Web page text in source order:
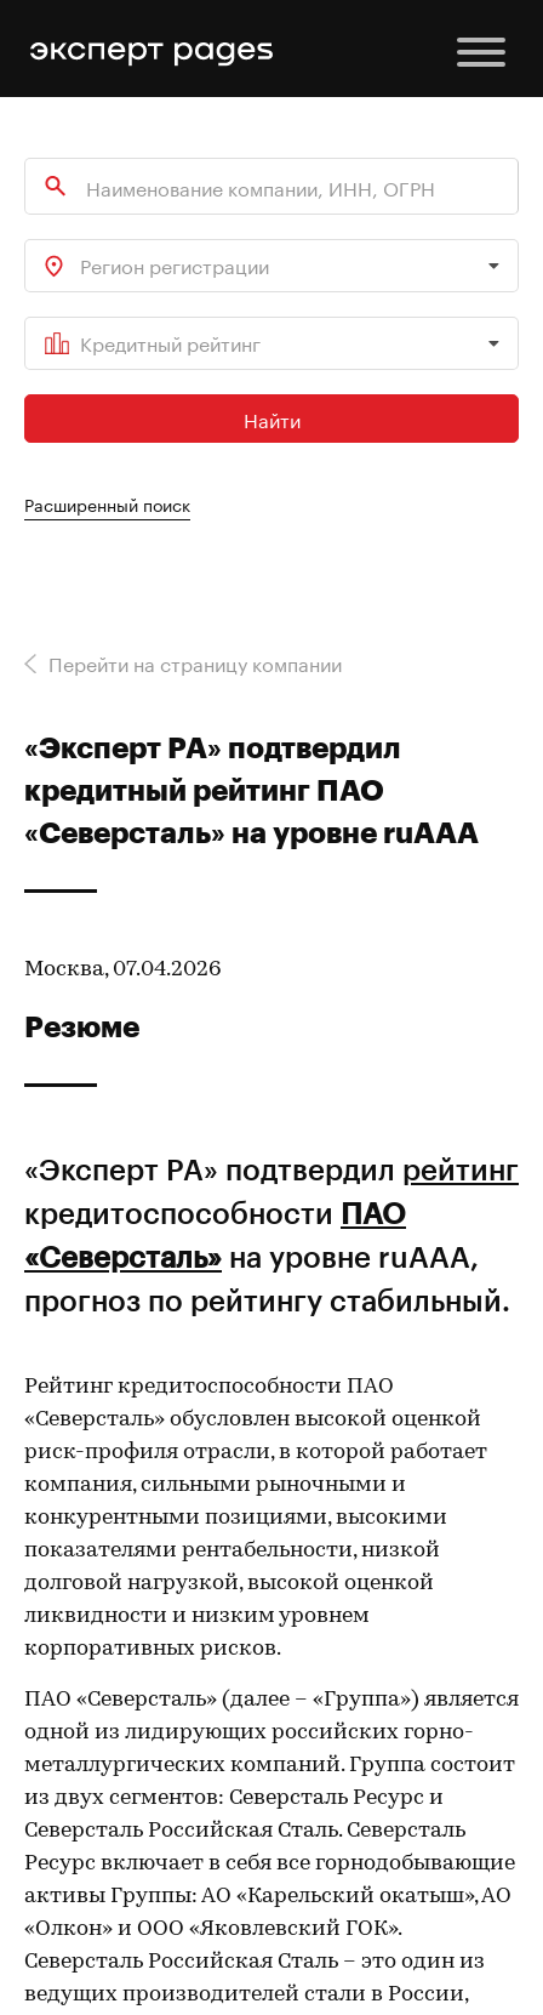
Регион регистрации
Кредитный рейтинг
Найти
Расширенный поиск
Перейти на страницу компании
«Эксперт РА» подтвердил
кредитный рейтинг ПАО
«Северсталь» на уровне ruAАA
Москва, 07.04.2026
Резюме
«Эксперт РА» подтвердил рейтинг
кредитоспособности ПАО
«Северсталь» на уровне ruAАA,
прогноз по рейтингу стабильный.
Рейтинг кредитоспособности ПАО
«Северсталь» обусловлен высокой оценкой
риск-профиля отрасли, в которой работает
компания, сильными рыночными и
конкурентными позициями, высокими
показателями рентабельности, низкой
долговой нагрузкой, высокой оценкой
ликвидности и низким уровнем
корпоративных рисков.
ПАО «Северсталь» (далее – «Группа») является
одной из лидирующих российских горно-
металлургических компаний. Группа состоит
из двух сегментов: Северсталь Ресурс и
Северсталь Российская Сталь. Северсталь
Ресурс включает в себя все горнодобывающие
активы Группы: АО «Карельский окатыш», АО
«Олкон» и ООО «Яковлевский ГОК».
Северсталь Российская Сталь – это один из
ведущих производителей стали в России,